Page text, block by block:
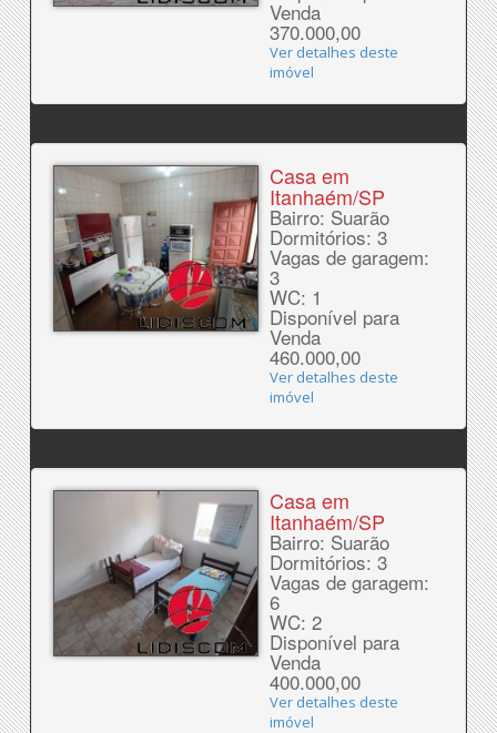
Venda
370.000,00
Ver detalhes deste
imóvel
Casa em
Itanhaém/SP
Bairro: Suarão
Dormitórios: 3
Vagas de garagem:
3
WC: 1
Disponível para
Venda
460.000,00
Ver detalhes deste
imóvel
Casa em
Itanhaém/SP
Bairro: Suarão
Dormitórios: 3
Vagas de garagem:
6
WC: 2
Disponível para
Venda
400.000,00
Ver detalhes deste
imóvel